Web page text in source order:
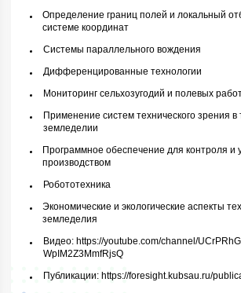
Определение границ полей и локальный
системе координат
Системы параллельного вождения
Дифференцированные технологии
Мониторинг сельхозугодий и полевых
Применение систем технического зрения в
земледелии
Программное обеспечение для контроля и
производством
Робототехника
Экономические и экологические аспекты
земледелия
Видео: https://youtube.com/channel/
WpIM2Z3MmfRjsQ
Публикации: https://foresight.kubsau.ru/